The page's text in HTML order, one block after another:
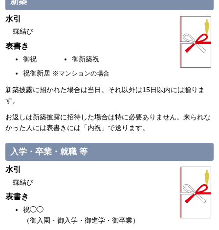
水引
蝶結び
表書き
御祝
御新築祝
祝御新居 ※マンションの場合
新築披露に招かれた場合は当日。それ以外は15日以内には贈りま
す。
お返しは新築披露に招待した場合は特に必要ありません。来られな
かった人には表書きには「内祝」で送ります。
入学・卒業・就職 等
水引
蝶結び
表書き
祝◯◯
（御入園・御入学・御進学・御卒業）